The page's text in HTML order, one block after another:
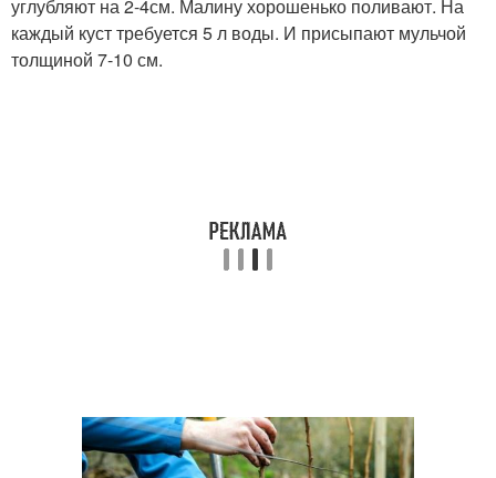
углубляют на 2-4см. Малину хорошенько поливают. На
каждый куст требуется 5 л воды. И присыпают мульчой
толщиной 7-10 см.